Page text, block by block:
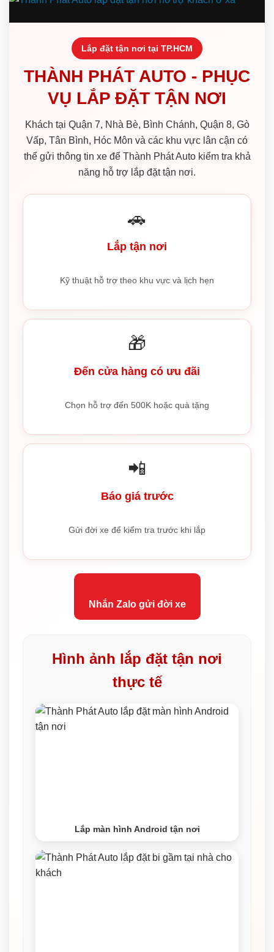
Lắp đặt tận nơi tại TP.HCM
THÀNH PHÁT AUTO - PHỤC
VỤ LẮP ĐẶT TẬN NƠI
Khách tại Quận 7, Nhà Bè, Bình Chánh, Quận 8, Gò
Vấp, Tân Bình, Hóc Môn và các khu vực lân cận có
thể gửi thông tin xe để Thành Phát Auto kiểm tra khả
năng hỗ trợ lắp đặt tận nơi.
🚗
Lắp tận nơi
Kỹ thuật hỗ trợ theo khu vực và lịch hẹn
🎁
Đến cửa hàng có ưu đãi
Chọn hỗ trợ đến 500K hoặc quà tặng
📲
Báo giá trước
Gửi đời xe để kiểm tra trước khi lắp
Nhắn Zalo gửi đời xe
Hình ảnh lắp đặt tận nơi
thực tế
Lắp màn hình Android tận nơi